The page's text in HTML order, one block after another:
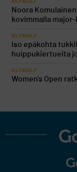
KILPAGOLF
Noora
kovimmalla
KILPAGOLF
Iso epäkohta
huippukiertueita
KILPAGOLF
Women's Open